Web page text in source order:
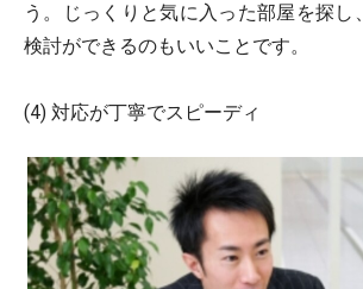
う。じっくりと気に入った部屋を探し
検討ができるのもいいことです。
(4) 対応が丁寧でスピーディ